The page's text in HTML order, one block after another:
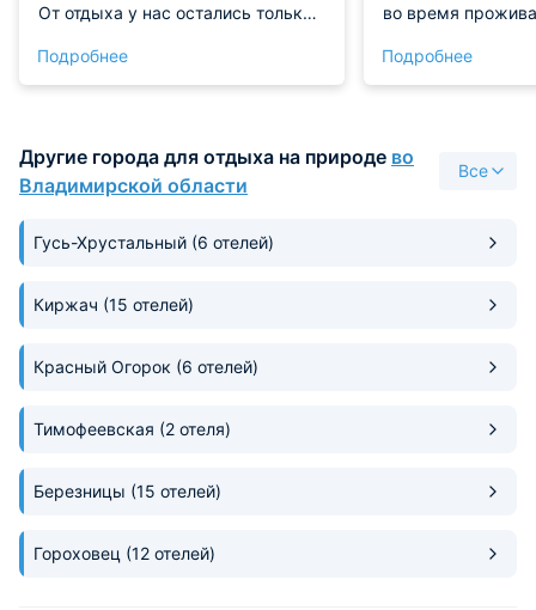
От отдыха у нас остались только
воспоминания!
Подробнее
во время
Подробнее
Другие города для отдыха на природе во
Владимирской области
Все
Гусь-Хрустальный (6 отелей)
Киржач (15 отелей)
Красный Огорок (6 отелей)
Тимофеевская (2 отеля)
Березницы (15 отелей)
Гороховец (12 отелей)